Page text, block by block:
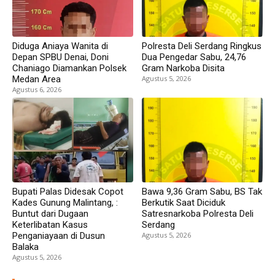
Diduga Aniaya Wanita di
Depan SPBU Denai, Doni
Chaniago Diamankan Polsek
Medan Area
Agustus 6, 2026
Polresta Deli Serdang Ringkus
Dua Pengedar Sabu, 24,76
Gram Narkoba Disita
Agustus 5, 2026
Bupati Palas Didesak Copot
Kades Gunung Malintang, :
Buntut dari Dugaan
Keterlibatan Kasus
Penganiayaan di Dusun
Balaka
Agustus 5, 2026
Bawa 9,36 Gram Sabu, BS Tak
Berkutik Saat Diciduk
Satresnarkoba Polresta Deli
Serdang
Agustus 5, 2026